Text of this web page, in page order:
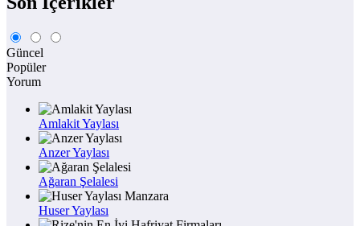
Güncel
Popüler
Yorum
Amlakit Yaylası
Anzer Yaylası
Ağaran Şelalesi
Huser Yaylası